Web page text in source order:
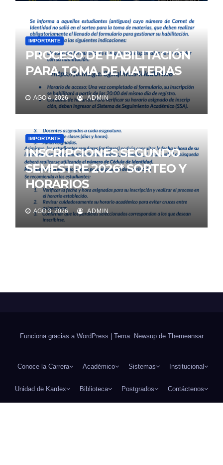
IMPORTANTE
PROCESO DE HABILITACIÓN
PARA TOMA DE MATERIAS
AGO 4, 2026 ADMIN
IMPORTANTE
INSCRIPCIONES SEGUNDO
SEMESTRE 2026* SORTEO Y
HORARIOS
AGO 3, 2026 ADMIN
Funciona gracias a WordPress | Tema: Newsup de Themeansar
Conoce la Carrera Académico Sistemas Institucional
Unidad de Kardex Biblioteca Postgrados Contáctenos